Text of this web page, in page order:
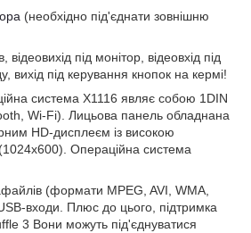
(необхідно під'єднати зовнішню
відеовихід під монітор, відеовхід під
вихід під керування кнопок на кермі!
система X1116 являє собою 1DIN
Wi-Fi). Лицьова панель обладнана
HD-дисплеєм із високою
Операційна система
(формати MPEG, AVI, WMA,
входи. Плюс до цього, підтримка
3 Вони можуть під'єднуватися